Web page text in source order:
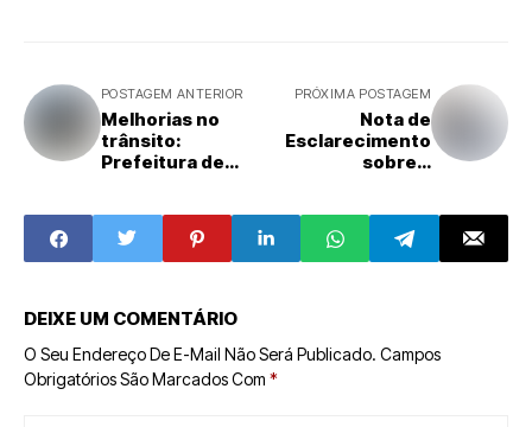
POSTAGEM ANTERIOR
Melhorias no
trânsito:
Prefeitura de
Praça Misael
PRÓXIMA POSTAGEM
Nota de
Esclarecimento
sobre a
Cairu
DEIXE UM COMENTÁRIO
O Seu Endereço De E-Mail Não Será Publicado. Campos
Obrigatórios São Marcados Com *